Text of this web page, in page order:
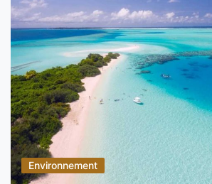
les scientifiques […]
Environnement